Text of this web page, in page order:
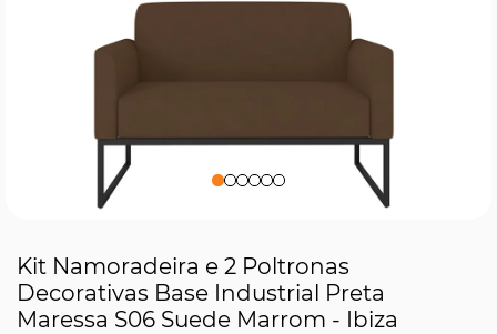
Kit Namoradeira e 2 Poltronas
Decorativas Base Industrial Preta
Maressa S06 Suede Marrom - Ibiza